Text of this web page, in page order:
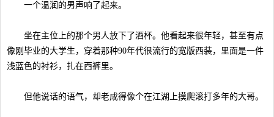
一个温润的男声响了起来。
坐在主位上的那个男人放下了酒杯。他看起来很年轻，甚至有点
像刚毕业的大学生，穿着那种90年代很流行的宽版西装，里面是一件
浅蓝色的衬衫，扎在西裤里。
但他说话的语气，却老成得像个在江湖上摸爬滚打多年的大哥。